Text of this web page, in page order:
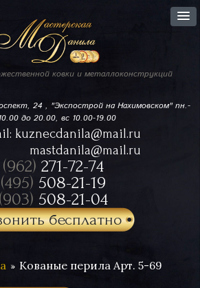
ковки и металлоконструкций
24 , "Экспострой на Нахимовском"пн.-
до 20.00, вс 10.00-19.00
kuznecdanila@mail.ru
mastdanila@mail.ru
271-72-74
508-21-19
508-21-04
бесплатно
Кованые перила Арт. 5-69